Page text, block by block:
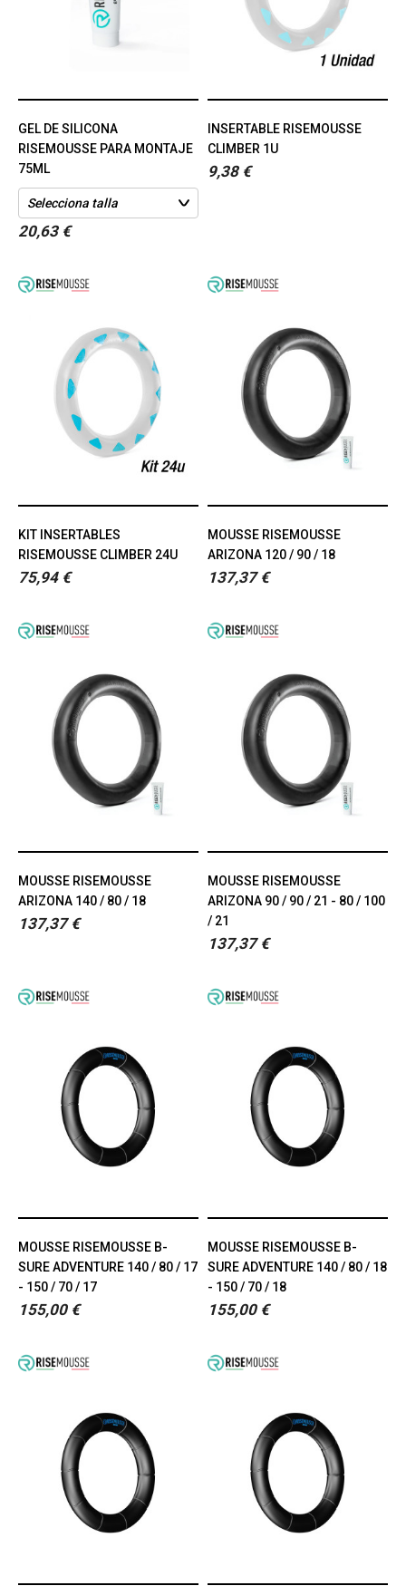
GEL DE SILICONA
RISEMOUSSE PARA MONTAJE
75ML
20,63 €
INSERTABLE RISEMOUSSE
CLIMBER 1U
9,38 €
KIT INSERTABLES
RISEMOUSSE CLIMBER 24U
75,94 €
MOUSSE RISEMOUSSE
ARIZONA 120 / 90 / 18
137,37 €
MOUSSE RISEMOUSSE
ARIZONA 140 / 80 / 18
137,37 €
MOUSSE RISEMOUSSE
ARIZONA 90 / 90 / 21 - 80 / 100
/ 21
137,37 €
MOUSSE RISEMOUSSE B-
SURE ADVENTURE 140 / 80 / 17
- 150 / 70 / 17
155,00 €
MOUSSE RISEMOUSSE B-
SURE ADVENTURE 140 / 80 / 18
- 150 / 70 / 18
155,00 €